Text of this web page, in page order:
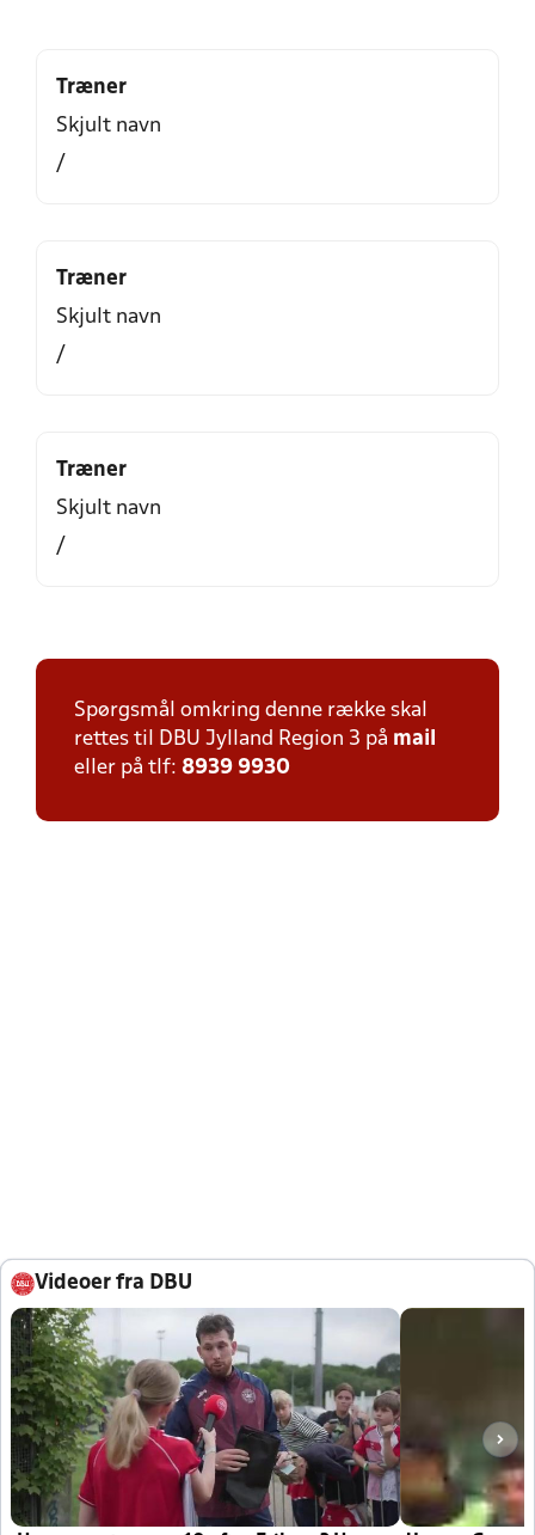
Træner
Skjult navn
/
Træner
Skjult navn
/
Træner
Skjult navn
/
Spørgsmål omkring denne række skal
rettes til DBU Jylland Region 3 på mail
eller på tlf: 8939 9930
Videoer fra DBU